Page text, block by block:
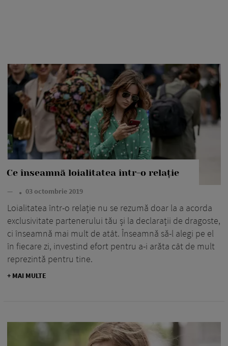
Ce înseamnă loialitatea într-o relație
— 03 octombrie 2019
Loialitatea într-o relație nu se rezumă doar la a acorda
exclusivitate partenerului tău și la declarații de dragoste,
ci înseamnă mai mult de atât. Înseamnă să-l alegi pe el
în fiecare zi, investind efort pentru a-i arăta cât de mult
reprezintă pentru tine.
+ MAI MULTE